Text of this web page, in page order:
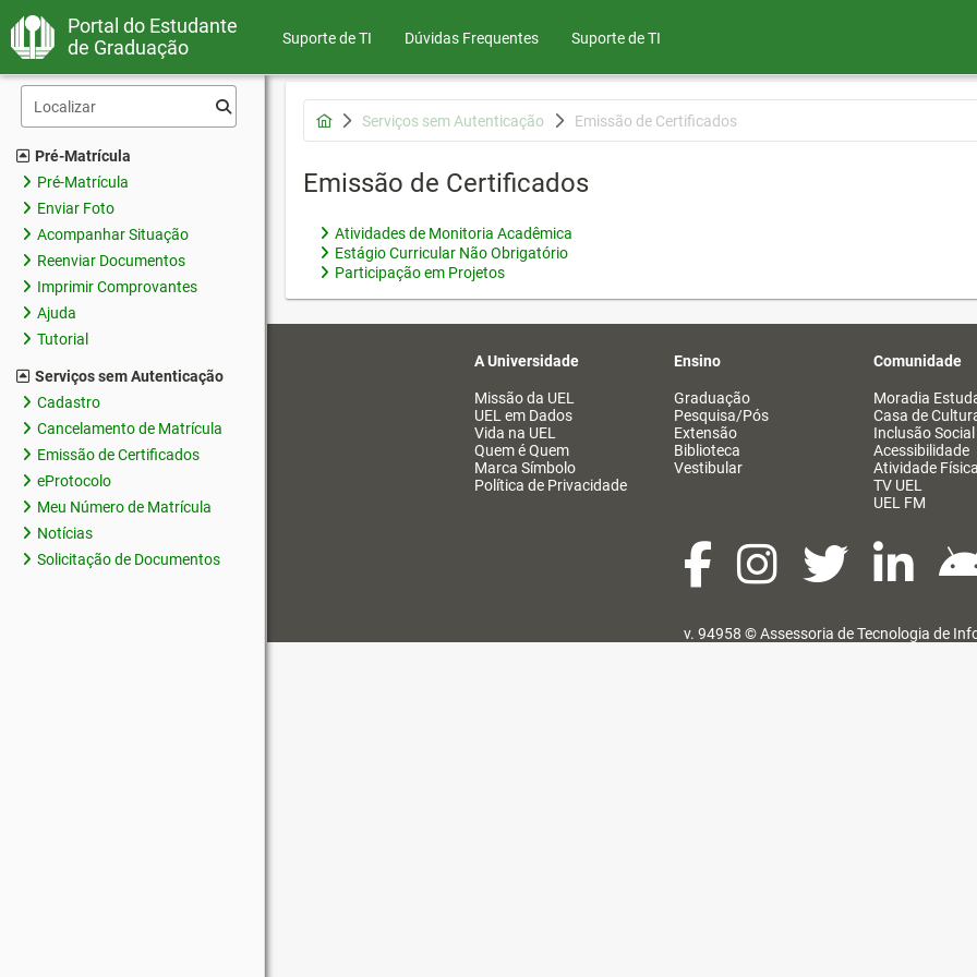
Portal do Estudante
de Graduação
Suporte de TI Dúvidas Frequentes Suporte de TI
Pré-Matrícula
Pré-Matrícula
Enviar Foto
Acompanhar Situação
Reenviar Documentos
Imprimir Comprovantes
Ajuda
Tutorial
Serviços sem Autenticação
Cadastro
Cancelamento de Matrícula
Emissão de Certificados
eProtocolo
Meu Número de Matrícula
Notícias
Solicitação de Documentos
Serviços sem Autenticação Emissão de Certificados
Emissão de Certificados
Atividades de Monitoria Acadêmica
Estágio Curricular Não Obrigatório
Participação em Projetos
A Universidade
Missão da UEL
UEL em Dados
Vida na UEL
Quem é Quem
Marca Símbolo
Política de Privacidade
Ensino
Graduação
Pesquisa/Pós
Extensão
Biblioteca
Vestibular
Comunidade
Moradia
Casa de
Inclusão Social
Acessibilidade
Atividade Física
TV UEL
UEL FM
v. 94958 ©Assessoria de Tecnologia de